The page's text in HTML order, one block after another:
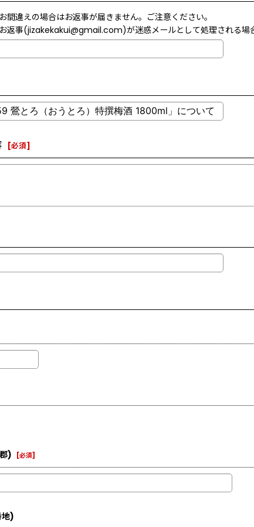
間違えの場合はお返事が届きません。ご注意ください。
返事(jizakekakui@gmail.com)が迷惑メールとして処理される場
[必須]
) [必須]
地)